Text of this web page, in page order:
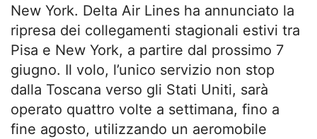
New York. Delta Air Lines ha annunciato la
ripresa dei collegamenti stagionali estivi tra
Pisa e New York, a partire dal prossimo 7
giugno. Il volo, l’unico servizio non stop
dalla Toscana verso gli Stati Uniti, sarà
operato quattro volte a settimana, fino a
fine agosto, utilizzando un aeromobile